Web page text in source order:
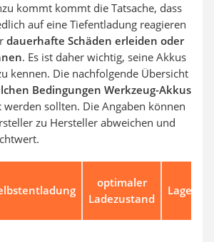
kommt kommt die Tatsache, dass
auf eine Tiefentladung reagieren
dauerhafte Schäden erleiden oder
. Es ist daher wichtig, seine Akkus
kennen. Die nachfolgende Übersicht
Bedingungen Werkzeug-Akkus
werden sollten. Die Angaben können
zu Hersteller abweichen und
optimaler
Ladezustand